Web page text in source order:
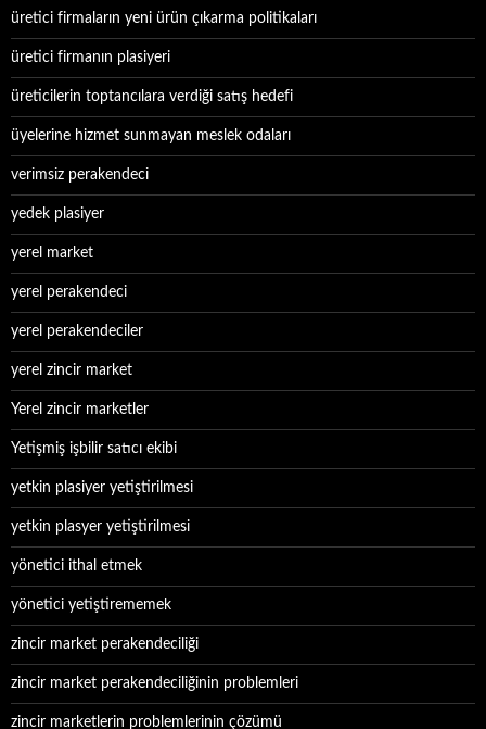
üretici firmaların yeni ürün çıkarma politikaları
üretici firmanın plasiyeri
üreticilerin toptancılara verdiği satış hedefi
üyelerine hizmet sunmayan meslek odaları
verimsiz perakendeci
yedek plasiyer
yerel market
yerel perakendeci
yerel perakendeciler
yerel zincir market
Yerel zincir marketler
Yetişmiş işbilir satıcı ekibi
yetkin plasiyer yetiştirilmesi
yetkin plasyer yetiştirilmesi
yönetici ithal etmek
yönetici yetiştirememek
zincir market perakendeciliği
zincir market perakendeciliğinin problemleri
zincir marketlerin problemlerinin çözümü